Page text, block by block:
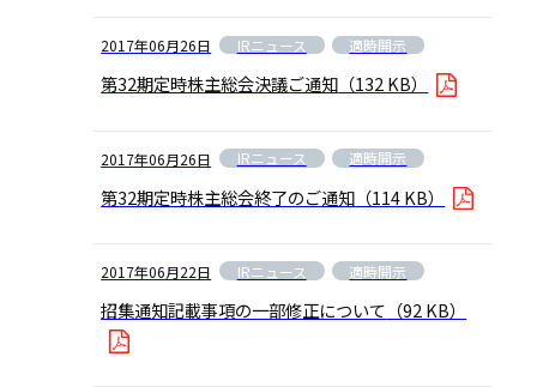
2017年06月26日 IRニュース 適時開示
第32期定時株主総会決議ご通知 （132 KB）
2017年06月26日 IRニュース 適時開示
第32期定時株主総会終了のご通知 （114 KB）
2017年06月22日 IRニュース 適時開示
招集通知記載事項の一部修正について （92 KB）